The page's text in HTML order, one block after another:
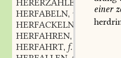
HERERZÄHLEN
verb.
HERFABELN, verb.
HERFACKELN
verb.
HERFAHREN,
HERFAHRT, f.
einer